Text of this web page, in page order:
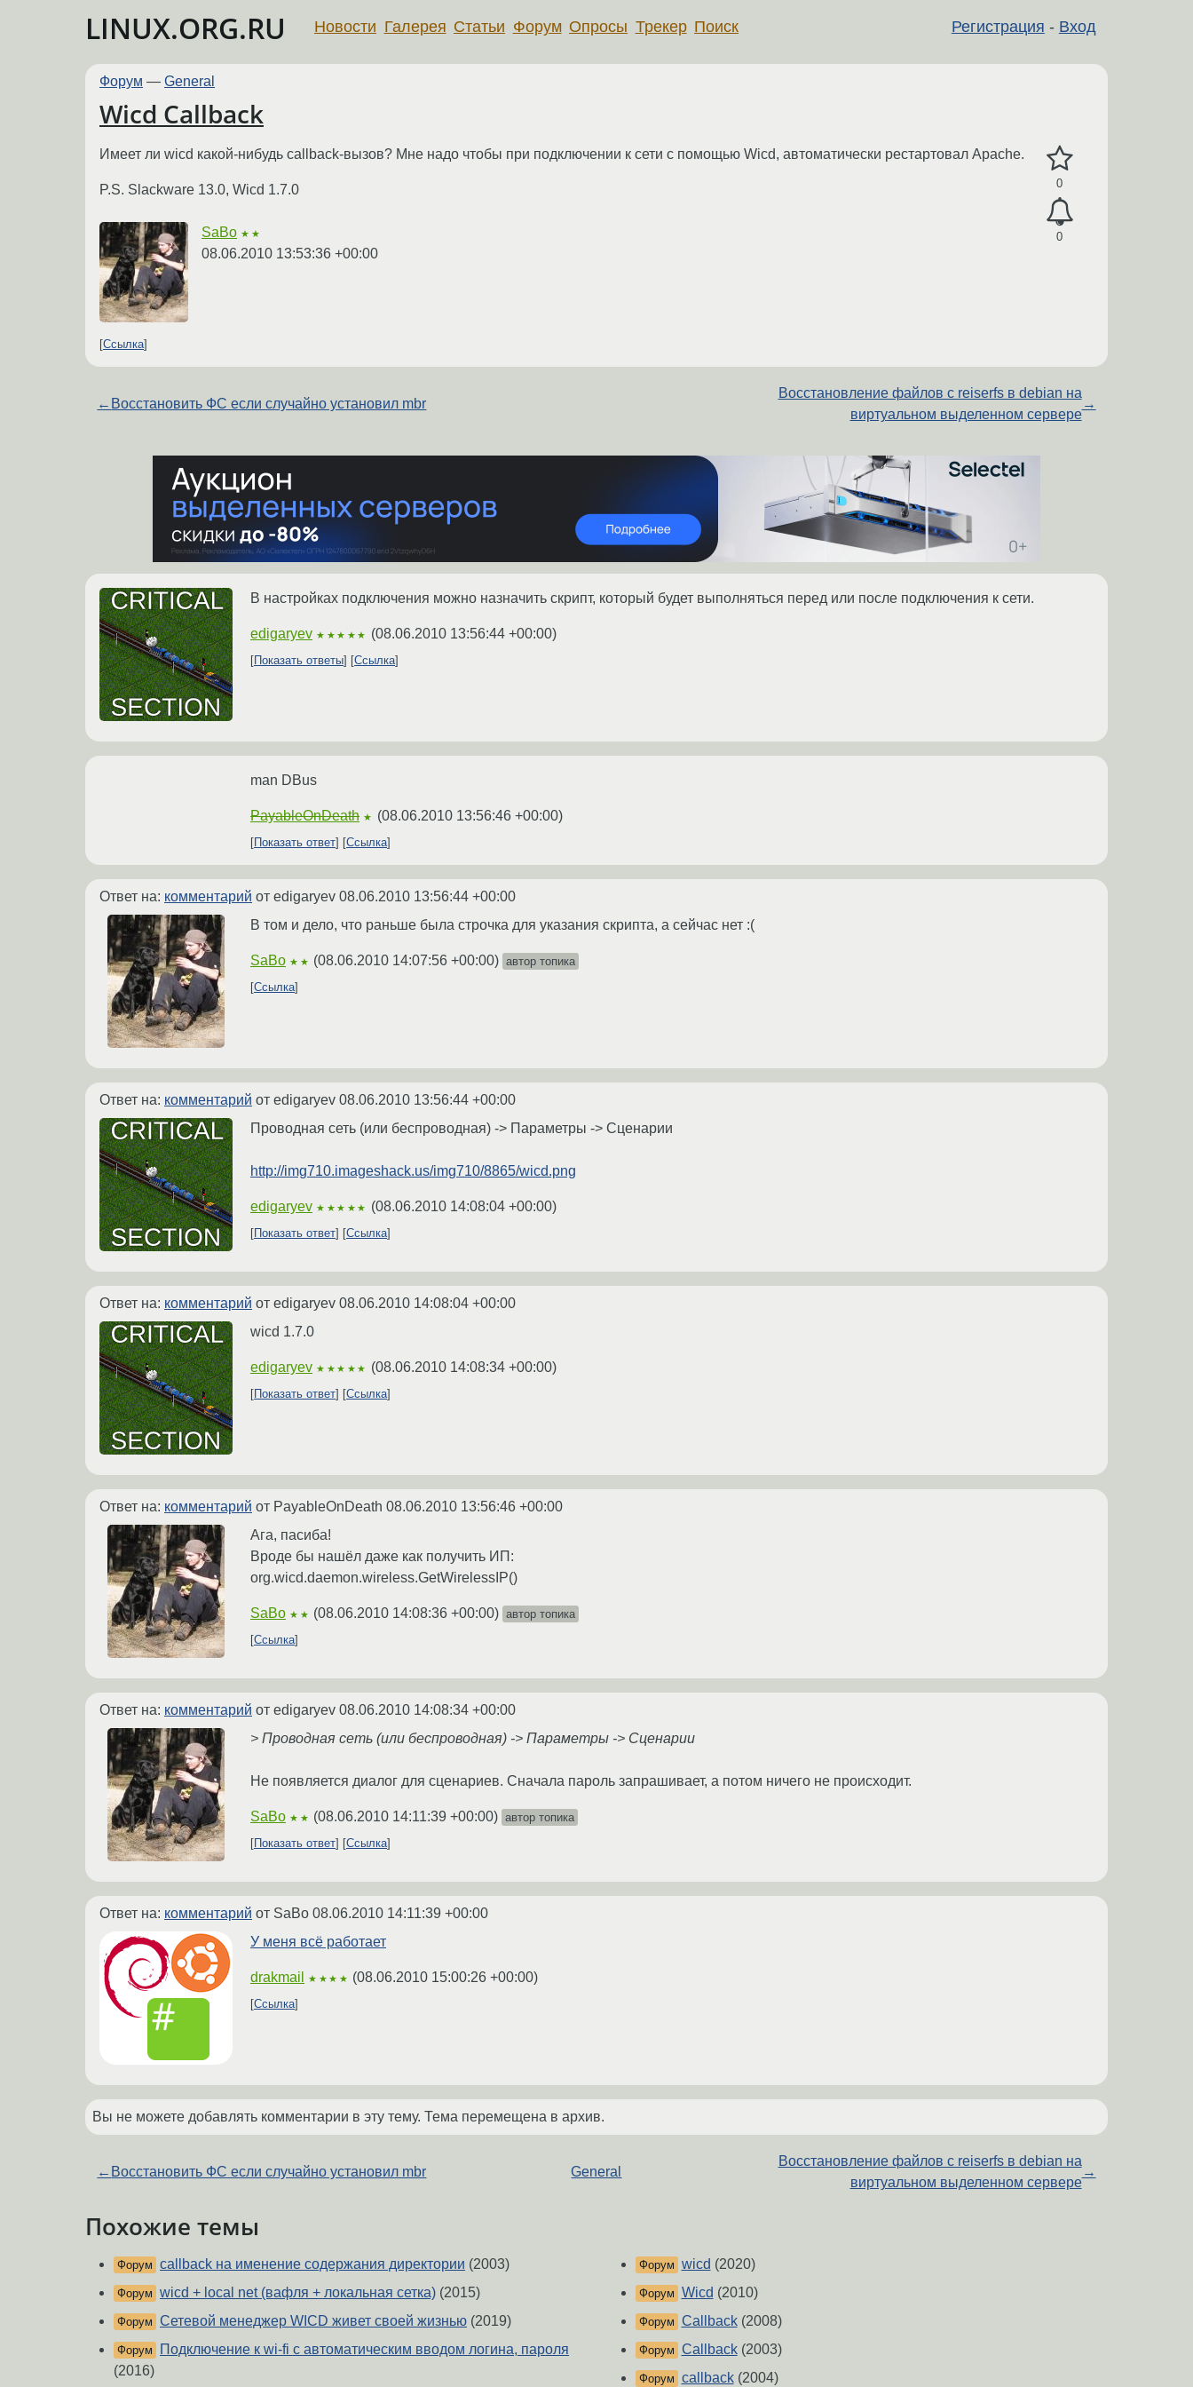
LINUX.ORG.RU Регистрация - Вход
Новости Галерея Статьи Форум Опросы Трекер Поиск
Форум — General
Wicd Callback
0
0
Имеет ли wicd какой-нибудь callback-вызов? Мне надо чтобы при подключении к сети с помощью Wicd, автоматически рестартовал Apache.
P.S. Slackware 13.0, Wicd 1.7.0
SaBo ★★
08.06.2010 13:53:36 +00:00
Ссылка
← Восстановить ФС если случайно установил mbr
Восстановление файлов с reiserfs в debian на
виртуальном выделенном сервере
→
В настройках подключения можно назначить скрипт, который будет выполняться перед или после подключения к сети.
edigaryev ★★★★★ (08.06.2010 13:56:44 +00:00)
Показать ответы Ссылка
man DBus
PayableOnDeath ★ (08.06.2010 13:56:46 +00:00)
Показать ответ Ссылка
Ответ на: комментарий от edigaryev 08.06.2010 13:56:44 +00:00
В том и дело, что раньше была строчка для указания скрипта, а сейчас нет :(
SaBo ★★ (08.06.2010 14:07:56 +00:00) автор топика
Ссылка
Ответ на: комментарий от edigaryev 08.06.2010 13:56:44 +00:00
Проводная сеть (или беспроводная) -> Параметры -> Сценарии
http://img710.imageshack.us/img710/8865/wicd.png
edigaryev ★★★★★ (08.06.2010 14:08:04 +00:00)
Показать ответ Ссылка
Ответ на: комментарий от edigaryev 08.06.2010 14:08:04 +00:00
wicd 1.7.0
edigaryev ★★★★★ (08.06.2010 14:08:34 +00:00)
Показать ответ Ссылка
Ответ на: комментарий от PayableOnDeath 08.06.2010 13:56:46 +00:00
Ага, пасиба!
Вроде бы нашёл даже как получить ИП:
org.wicd.daemon.wireless.GetWirelessIP()
SaBo ★★ (08.06.2010 14:08:36 +00:00) автор топика
Ссылка
Ответ на: комментарий от edigaryev 08.06.2010 14:08:34 +00:00
> Проводная сеть (или беспроводная) -> Параметры -> Сценарии
Не появляется диалог для сценариев. Сначала пароль запрашивает, а потом ничего не происходит.
SaBo ★★ (08.06.2010 14:11:39 +00:00) автор топика
Показать ответ
Ссылка
Ответ на: комментарий от SaBo 08.06.2010 14:11:39 +00:00
У меня всё работает
drakmail ★★★★ (08.06.2010 15:00:26 +00:00)
Ссылка
Вы не можете добавлять комментарии в эту тему. Тема перемещена в архив.
← Восстановить ФС если случайно установил mbr General
Восстановление файлов с reiserfs в debian на
виртуальном выделенном сервере
→
Похожие темы
Форум callback на именение содержания директории (2003)
Форум wicd + local net (вафля + локальная сетка) (2015)
Форум Сетевой менеджер WICD живет своей жизнью (2019)
Форум
Подключение к wi-fi с автоматическим вводом логина, пароля
(2016)
Форум wicd (2020)
Форум Wicd (2010)
Форум Callback(2008)
Форум Callback(2003)
Форум callback(2004)